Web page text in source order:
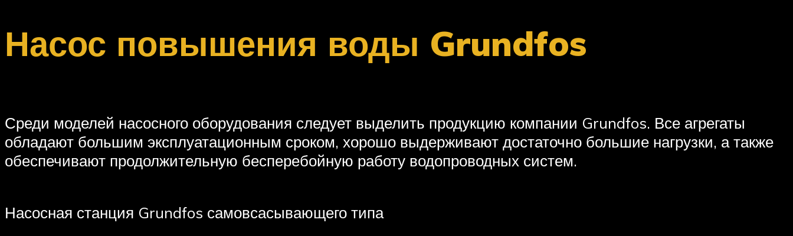
Насос повышения воды Grundfos
Среди моделей насосного оборудования следует выделить продукцию компании Grundfos. Все агрегаты
обладают большим эксплуатационным сроком, хорошо выдерживают достаточно большие нагрузки, а также
обеспечивают продолжительную бесперебойную работу водопроводных систем.
Насосная станция Grundfos самовсасывающего типа